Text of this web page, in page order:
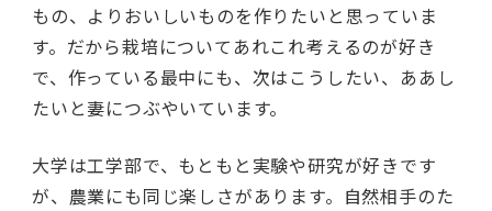
もの、よりおいしいものを作りたいと思っていま
す。だから栽培についてあれこれ考えるのが好き
で、作っている最中にも、次はこうしたい、ああし
たいと妻につぶやいています。
大学は工学部で、もともと実験や研究が好きです
が、農業にも同じ楽しさがあります。自然相手のた